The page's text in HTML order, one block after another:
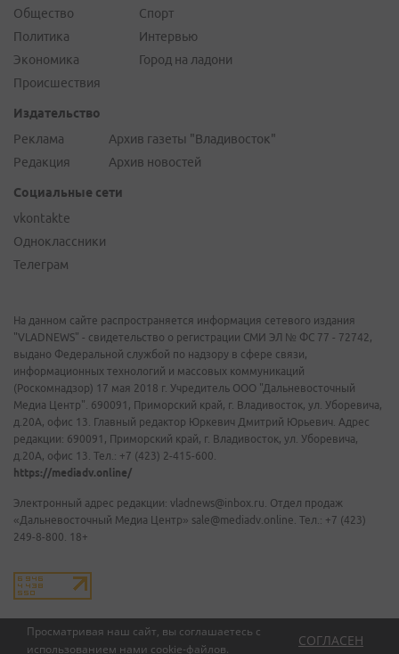
Просматривая наш сайт, вы соглашаетесь с
использованием нами cookie-файлов.
СОГЛАСЕН
Общество
Политика
Экономика
Происшествия
Спорт
Интервью
Город на ладони
Издательство
Реклама
Редакция
Архив газеты "Владивосток"
Архив новостей
Социальные сети
vkontakte
Одноклассники
Телеграм
На данном сайте распространяется информация сетевого издания
"VLADNEWS" - свидетельство о регистрации СМИ ЭЛ № ФС 77 - 72742,
выдано Федеральной службой по надзору в сфере связи,
информационных технологий и массовых коммуникаций
(Роскомнадзор) 17 мая 2018 г. Учредитель ООО "Дальневосточный
Медиа Центр". 690091, Приморский край, г. Владивосток, ул. Уборевича,
д.20А, офис 13. Главный редактор Юркевич Дмитрий Юрьевич. Адрес
редакции: 690091, Приморский край, г. Владивосток, ул. Уборевича,
д.20А, офис 13. Тел.: +7 (423) 2-415-600.
https://mediadv.online/
Электронный адрес редакции: vladnews@inbox.ru. Отдел продаж
«Дальневосточный Медиа Центр» sale@mediadv.online. Тел.: +7 (423)
249-8-800. 18+